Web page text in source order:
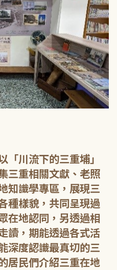
「川流下的三重埔」
三重相關文獻、老照
知識學專區，展現三
種樣貌，共同呈現過
在地認同，另透過相
讀，期能透過各式活
深度認識最真切的三
居民們介紹三重在地